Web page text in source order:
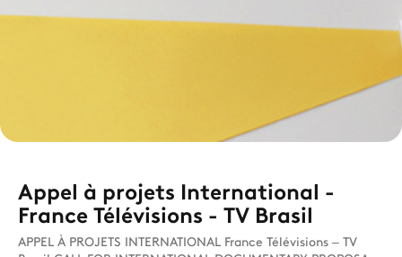
Appel à projets International -
France Télévisions - TV Brasil
APPEL À PROJETS INTERNATIONAL France Télévisions – TV